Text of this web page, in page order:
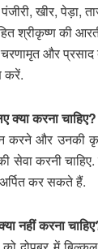
खीर, पेड़ा,
श्रीकृष्ण की
और प्रसाद
करें.
क्या करना चाहिए?
करने और उनकी
सेवा करनी
कर सकते हैं.
नहीं करना